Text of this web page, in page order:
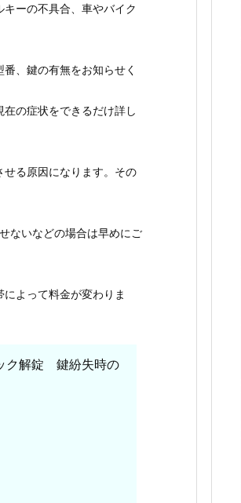
ーの不具合、車やバイク
、鍵の有無をお知らせく
の症状をできるだけ詳し
る原因になります。その
ないなどの場合は早めにご
よって料金が変わりま
ク解錠 鍵紛失時の